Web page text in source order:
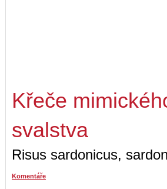
Křeče
svalstva
Risus sardonicus,
Komentáře